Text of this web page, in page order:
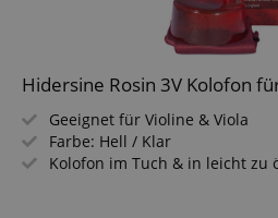
Hidersine Rosin 3V Kolofon
Geeignet für Violine & Viola
Farbe: Hell / Klar
Kolofon im Tuch & in leicht zu